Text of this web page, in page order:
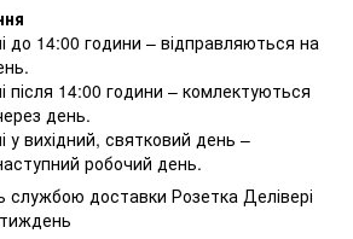
до 14:00 години – відправляються на
після 14:00 години – комлектуються
день.
у вихідний, святковий день –
робочий день.
службою доставки Розетка Делівері